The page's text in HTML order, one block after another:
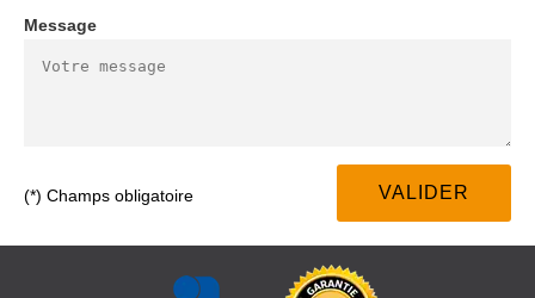
Message
(*) Champs obligatoire